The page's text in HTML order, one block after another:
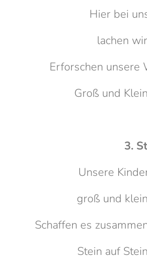
Hier bei
lachen
Erforschen unsere
Groß und
3.
Unsere
groß und
Schaffen es
Stein auf